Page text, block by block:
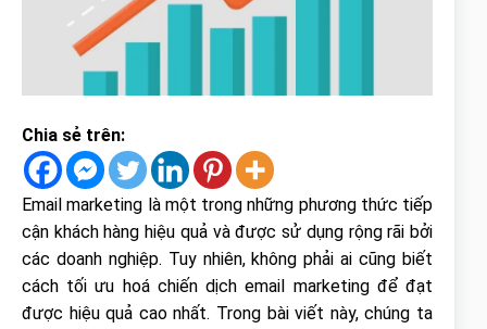
Chia sẻ trên:
Email marketing là một trong những phương thức tiếp
cận khách hàng hiệu quả và được sử dụng rộng rãi bởi
các doanh nghiệp. Tuy nhiên, không phải ai cũng biết
cách tối ưu hoá chiến dịch email marketing để đạt
được hiệu quả cao nhất. Trong bài viết này, chúng ta